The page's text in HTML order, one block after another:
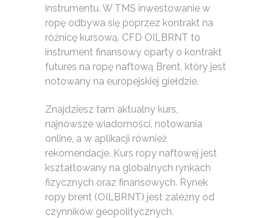
instrumentu. W TMS inwestowanie w
ropę odbywa się poprzez kontrakt na
różnicę kursową. CFD OILBRNT to
instrument finansowy oparty o kontrakt
futures na ropę naftową Brent, który jest
notowany na europejskiej giełdzie.
Znajdziesz tam aktualny kurs,
najnowsze wiadomości, notowania
online, a w aplikacji również
rekomendacje. Kurs ropy naftowej jest
kształtowany na globalnych rynkach
fizycznych oraz finansowych. Rynek
ropy brent (OILBRNT) jest zależny od
czynników geopolitycznych.